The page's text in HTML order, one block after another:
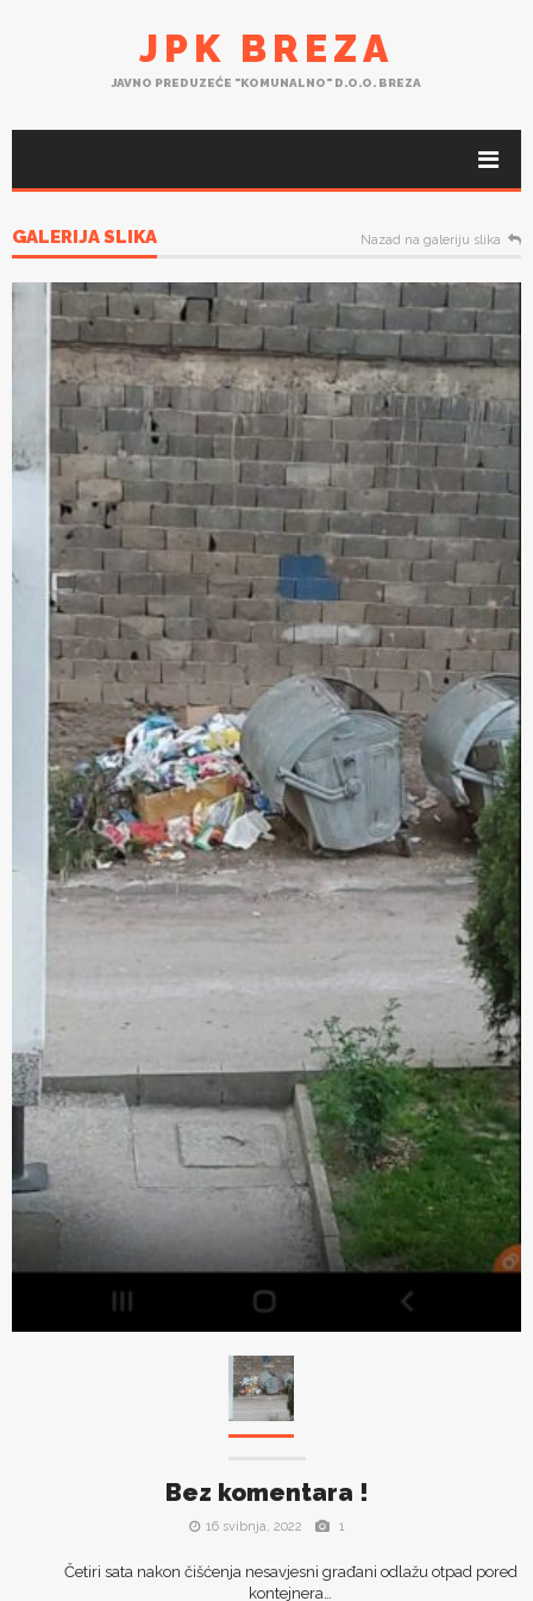
JPK BREZA
JAVNO PREDUZEĆE "KOMUNALNO" D.O.O. BREZA
GALERIJA SLIKA Nazad na galeriju slika
Bez komentara !
16 svibnja, 2022 1
Četiri sata nakon čišćenja nesavjesni građani odlažu otpad pored
kontejnera…